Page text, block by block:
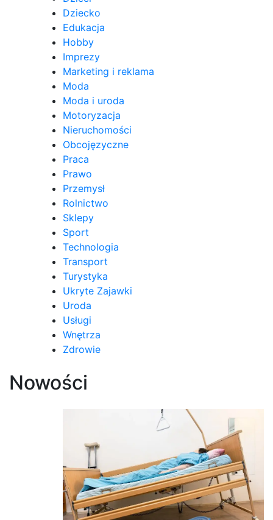
Dziecko
Edukacja
Hobby
Imprezy
Marketing i reklama
Moda
Moda i uroda
Motoryzacja
Nieruchomości
Obcojęzyczne
Praca
Prawo
Przemysł
Rolnictwo
Sklepy
Sport
Technologia
Transport
Turystyka
Ukryte Zajawki
Uroda
Usługi
Wnętrza
Zdrowie
Nowości